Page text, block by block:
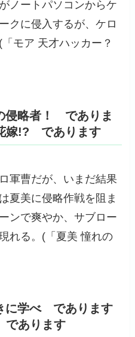
ノートパソコンからケ
クに侵入するが、ケロ
モア 天才ハッカー？
略者！ でありま
嫁!? であります
軍曹だが、いまだ結果
夏美に侵略作戦を阻ま
ンで爽やか、サブロー
れる。(「夏美 憧れの
に学べ であります
あります